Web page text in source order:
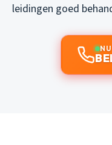
leidingen goed